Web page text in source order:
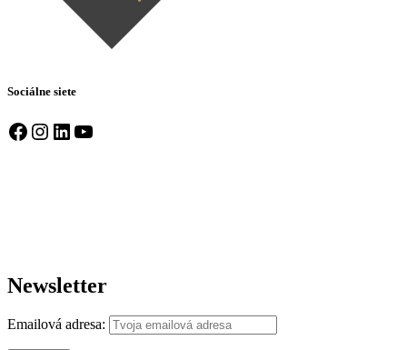
Sociálne siete
Facebook Instagram LinkedIn YouTube
Newsletter
Emailová adresa: